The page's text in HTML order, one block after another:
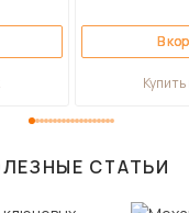
В
Купить
СТАТЬИ